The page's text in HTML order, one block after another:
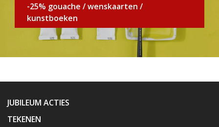
-25% gouache / wenskaarten /
kunstboeken
JUBILEUM ACTIES
TEKENEN